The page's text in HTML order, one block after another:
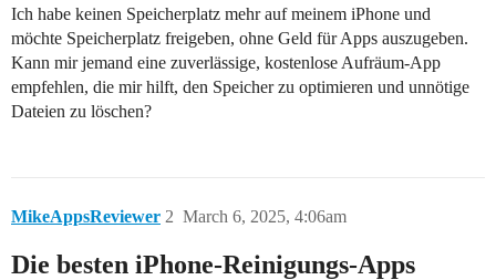
Ich habe keinen Speicherplatz mehr auf meinem iPhone und
möchte Speicherplatz freigeben, ohne Geld für Apps auszugeben.
Kann mir jemand eine zuverlässige, kostenlose Aufräum-App
empfehlen, die mir hilft, den Speicher zu optimieren und unnötige
Dateien zu löschen?
MikeAppsReviewer March 6, 2025, 4:06am
2
Die besten iPhone-Reinigungs-Apps